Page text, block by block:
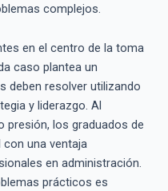
complejos.
en el centro de la toma
caso plantea un
deben resolver utilizando
y liderazgo. Al
presión, los graduados de
con una ventaja
en administración.
prácticos es